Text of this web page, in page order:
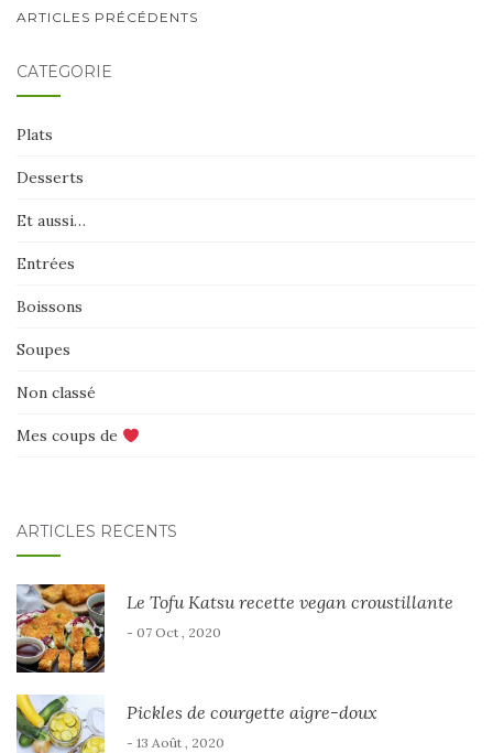
NAVIGATION
SEIN
DES
ARTICLES
ARTICLES PRÉCÉDENTS
CATÉGORIE
Plats
Desserts
Et aussi…
Entrées
Boissons
Soupes
Non classé
Mes coups de
ARTICLES RÉCENTS
Le Tofu Katsu recette vegan croustillante
- 07 Oct , 2020
Pickles de courgette aigre-doux
- 13 Août , 2020